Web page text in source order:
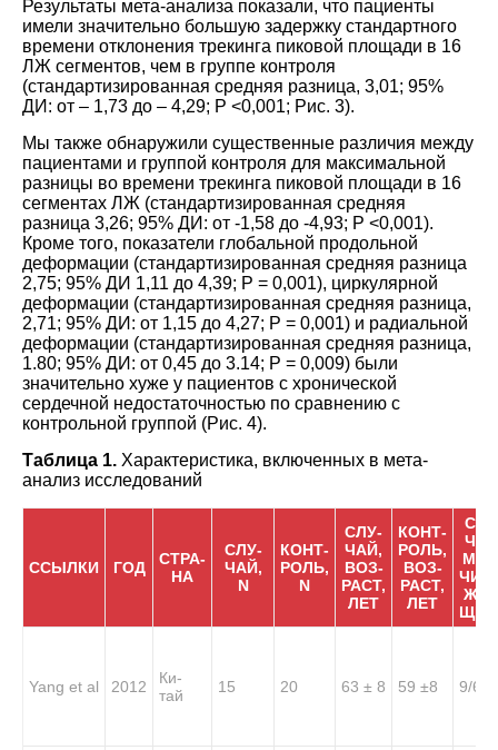
Результаты мета-анализа показали, что пациенты
имели значительно большую задержку стандартного
времени отклонения трекинга пиковой площади в 16
ЛЖ сегментов, чем в группе контроля
(стандартизированная средняя разница, 3,01; 95%
ДИ: от – 1,73 до – 4,29; P <0,001; Рис. 3).
Мы также обнаружили существенные различия между
пациентами и группой контроля для максимальной
разницы во времени трекинга пиковой площади в 16
сегментах ЛЖ (стандартизированная средняя
разница 3,26; 95% ДИ: от -1,58 до -4,93; P <0,001).
Кроме того, показатели глобальной продольной
деформации (стандартизированная средняя разница
2,75; 95% ДИ 1,11 до 4,39; P = 0,001), циркулярной
деформации (стандартизированная средняя разница,
2,71; 95% ДИ: от 1,15 до 4,27; Р = 0,001) и радиальной
деформации (стандартизированная средняя разница,
1.80; 95% ДИ: от 0,45 до 3.14; Р = 0,009) были
значительно хуже у пациентов с хронической
сердечной недостаточностью по сравнению с
контрольной группой (Рис. 4).
Таблица 1. Характеристика, включенных в мета-
анализ исследований
ССЫЛКИ ГОД
СТРА-
НА
СЛУ-
ЧАЙ,
N
КОНТ-
РОЛЬ,
N
СЛУ-
ЧАЙ,
ВОЗ-
РАСТ,
ЛЕТ
КОНТ-
РОЛЬ,
ВОЗ-
РАСТ,
ЛЕТ
Yang et al 2012
Ки-
тай
15 20 63 ± 8 59 ±8 9/6